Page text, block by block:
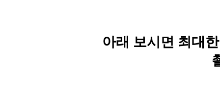
아래 보시면 최대